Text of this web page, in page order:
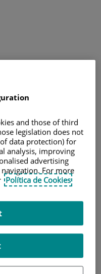
and those of third
legislation does not
data protection) for
analysis, improving
advertising
For more
Política de Cookies